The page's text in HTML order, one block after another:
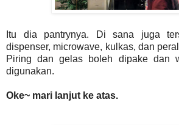
Itu dia pantrynya. Di sana juga
dispenser, microwave, kulkas, dan
Piring dan gelas boleh dipake dan
digunakan.
Oke~ mari lanjut ke atas.